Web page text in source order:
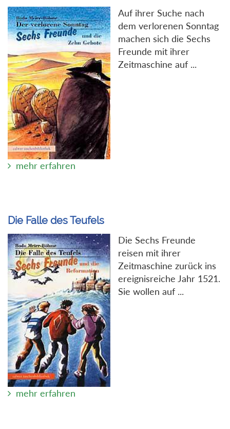
Auf ihrer Suche nach
dem verlorenen Sonntag
machen sich die Sechs
Freunde mit ihrer
Zeitmaschine auf ...
mehr erfahren
Die Falle des Teufels
Die Sechs Freunde
reisen mit ihrer
Zeitmaschine zurück ins
ereignisreiche Jahr 1521.
Sie wollen auf ...
mehr erfahren